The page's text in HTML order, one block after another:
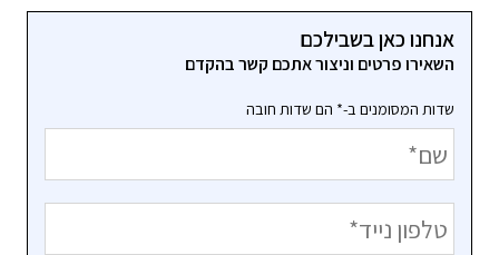
אנחנו כאן בשבילכם
השאירו פרטים וניצור אתכם קשר בהקדם
שדות המסומנים ב-* הם שדות חובה